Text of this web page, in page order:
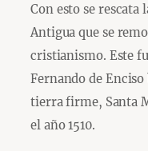
Con esto se rescata
Antigua que se
cristianismo. Este
Fernando de
tierra firme, Santa
el año 1510.